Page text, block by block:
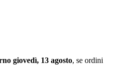
giovedì, 13 agosto, se ordini